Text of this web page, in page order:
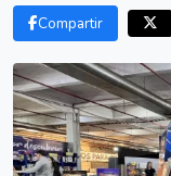
Compartir